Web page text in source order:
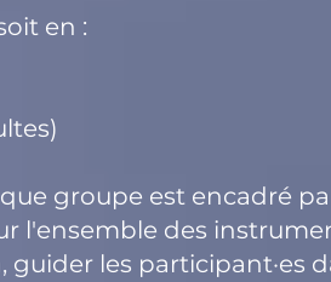
en :
groupe est encadré
l'ensemble des
les participant·es